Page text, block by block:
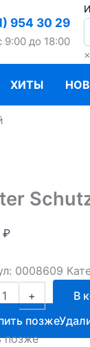
954 30 29
9:00 до 18:00
×
ХИТЫ
₽
0008609
+
В
позже
позже